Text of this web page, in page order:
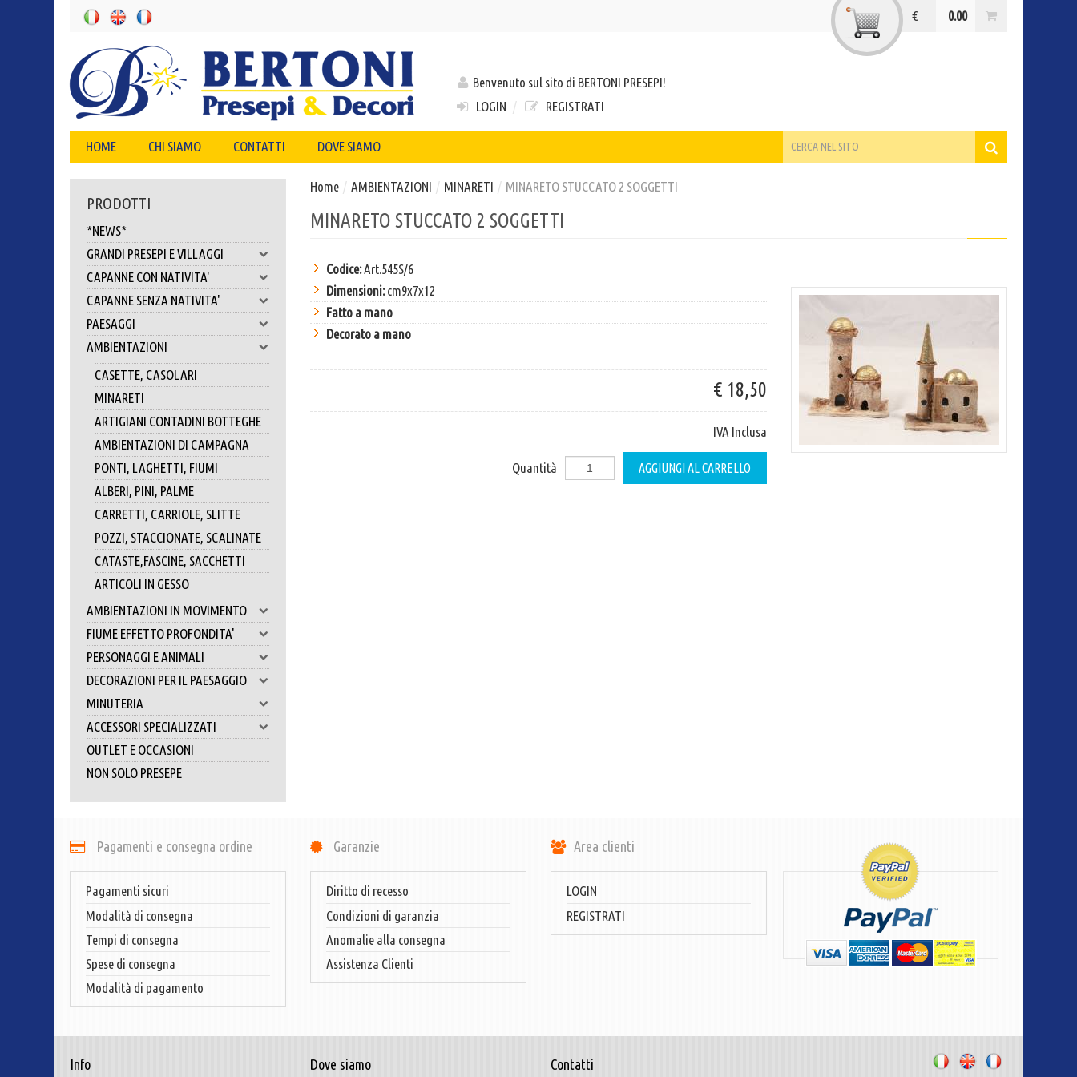
0.00
€
Benvenuto sul sito di BERTONI PRESEPI!
LOGIN / REGISTRATI
HOME CHI SIAMO CONTATTI DOVE SIAMO
PRODOTTI
*NEWS*
GRANDI PRESEPI E VILLAGGI
CAPANNE CON NATIVITA'
CAPANNE SENZA NATIVITA'
PAESAGGI
AMBIENTAZIONI
CASETTE, CASOLARI
MINARETI
ARTIGIANI CONTADINI BOTTEGHE
AMBIENTAZIONI DI CAMPAGNA
PONTI, LAGHETTI, FIUMI
ALBERI, PINI, PALME
CARRETTI, CARRIOLE, SLITTE
POZZI, STACCIONATE, SCALINATE
CATASTE,FASCINE, SACCHETTI
ARTICOLI IN GESSO
AMBIENTAZIONI IN MOVIMENTO
FIUME EFFETTO PROFONDITA'
PERSONAGGI E ANIMALI
DECORAZIONI PER IL PAESAGGIO
MINUTERIA
ACCESSORI SPECIALIZZATI
OUTLET E OCCASIONI
NON SOLO PRESEPE
Home / AMBIENTAZIONI / MINARETI / MINARETO STUCCATO 2 SOGGETTI
MINARETO STUCCATO 2 SOGGETTI
Codice:Art.545S/6
Dimensioni:cm9x7x12
Fatto a mano
Decorato a mano
€ 18,50
IVA Inclusa
Quantità
Pagamenti e consegna ordine
Pagamenti sicuri
Modalità di consegna
Tempi di consegna
Spese di consegna
Modalità di pagamento
Garanzie
Diritto di recesso
Condizioni di garanzia
Anomalie alla consegna
Assistenza Clienti
Area clienti
LOGIN
REGISTRATI
Info Dove siamo Contatti